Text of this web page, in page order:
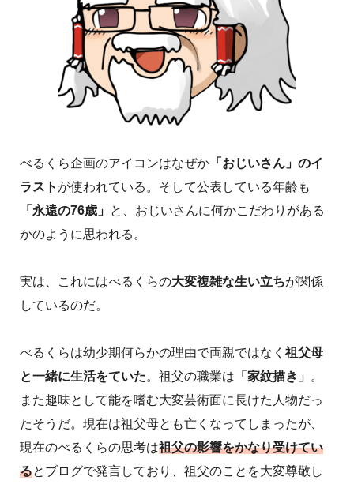
べるくら企画のアイコンはなぜか 「おじいさん」のイ
ラスト が使われている。そして公表している年齢も
「永遠の76歳」 と、おじいさんに何かこだわりがある
かのように思われる。
実は、これにはべるくらの大変複雑な生い立ちが関係
しているのだ。
べるくらは幼少期何らかの理由で両親ではなく 祖父母
と一緒に生活をていた。祖父の職業は 「家紋描き」 。
また趣味として能を嗜む大変芸術面に長けた人物だっ
たそうだ。現在は祖父母とも亡くなってしまったが、
現在のべるくらの思考は祖父の影響をかなり受けてい
るとブログで発言しており、祖父のことを大変尊敬し